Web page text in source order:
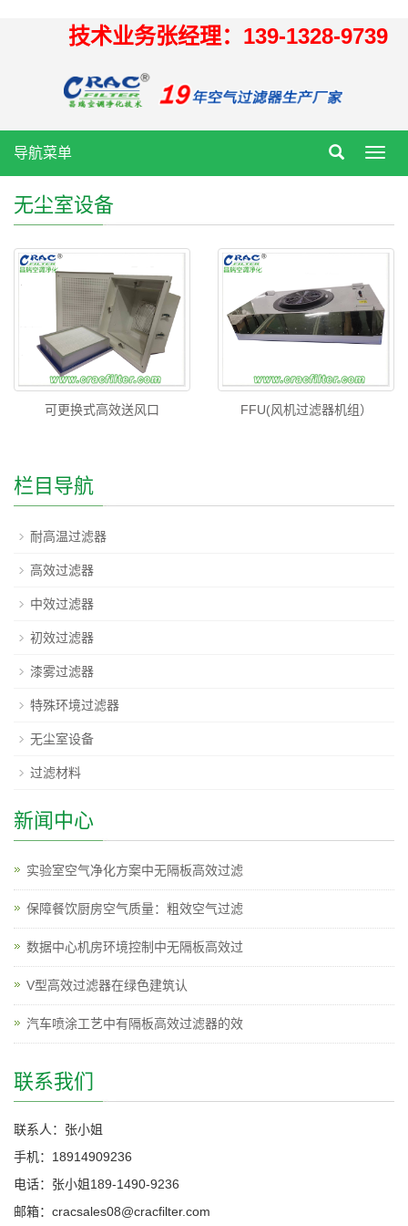
技术业务张经理：139-1328-9739
导航菜单
无尘室设备
可更换式高效送风口 FFU(风机过滤器机组）
栏目导航
耐高温过滤器
高效过滤器
中效过滤器
初效过滤器
漆雾过滤器
特殊环境过滤器
无尘室设备
过滤材料
新闻中心
实验室空气净化方案中无隔板高效过滤
保障餐饮厨房空气质量：粗效空气过滤
数据中心机房环境控制中无隔板高效过
V型高效过滤器在绿色建筑认
汽车喷涂工艺中有隔板高效过滤器的效
联系我们
联系人：张小姐
手机：18914909236
电话：张小姐189-1490-9236
邮箱：cracsales08@cracfilter.com